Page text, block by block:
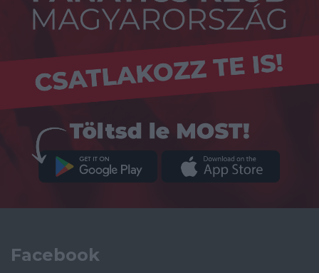
Facebook